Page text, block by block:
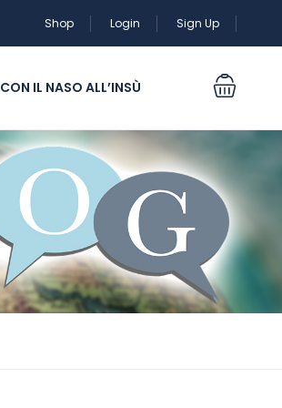
Shop Login Sign Up
CON IL NASO ALL’INSÙ